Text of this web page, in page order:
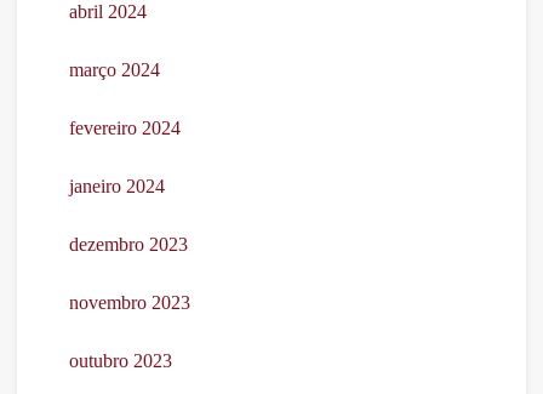
abril 2024
março 2024
fevereiro 2024
janeiro 2024
dezembro 2023
novembro 2023
outubro 2023